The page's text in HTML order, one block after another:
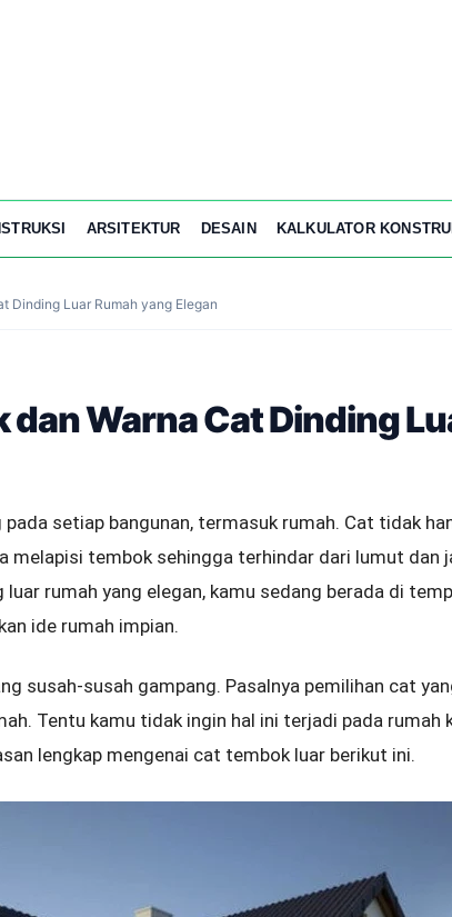
ARSITEKTUR DESAIN KALKULATOR
Dinding Luar Rumah yang Elegan
dan Warna Cat Dinding
setiap bangunan, termasuk rumah. Cat tidak
tembok sehingga terhindar dari lumut dan
rumah yang elegan, kamu sedang berada di
ide rumah impian.
susah-susah gampang. Pasalnya pemilihan cat
Tentu kamu tidak ingin hal ini terjadi pada rumah
lengkap mengenai cat tembok luar berikut ini.